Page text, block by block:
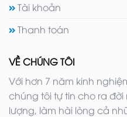
Tài khoản
Thanh toán
VỀ CHÚNG TÔI
Với hơn 7 năm kinh
chúng tôi tự tin cho ra
lượng, làm hài lòng cả